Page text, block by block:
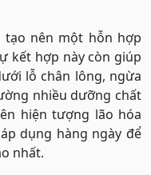
tạo nên một hỗn hợp
kết hợp này còn giúp
lỗ chân lông, ngừa
nhiều dưỡng chất
hiện tượng lão hóa
dụng hàng ngày để
nhất.